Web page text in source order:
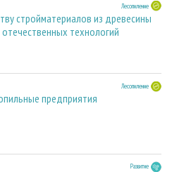
Лесопиление
стройматериалов из древесины
технологий
Лесопиление
предприятия
Развитие